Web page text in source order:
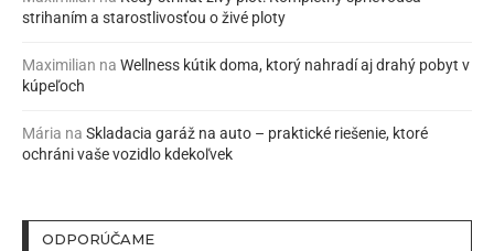
strihaním a starostlivosťou o živé ploty
Maximilian na Wellness kútik doma, ktorý nahradí aj drahý pobyt v
kúpeľoch
Mária na Skladacia garáž na auto – praktické riešenie, ktoré
ochráni vaše vozidlo kdekoľvek
ODPORÚČAME